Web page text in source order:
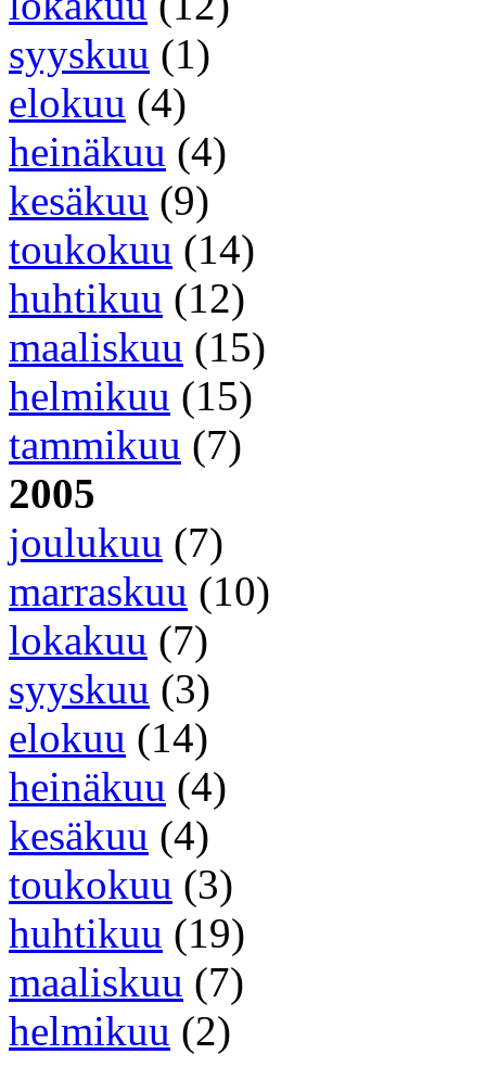
syyskuu (1)
elokuu (4)
heinäkuu (4)
kesäkuu (9)
toukokuu (14)
huhtikuu (12)
maaliskuu (15)
helmikuu (15)
tammikuu (7)
2005
joulukuu (7)
marraskuu (10)
lokakuu (7)
syyskuu (3)
elokuu (14)
heinäkuu (4)
kesäkuu (4)
toukokuu (3)
huhtikuu (19)
maaliskuu (7)
helmikuu (2)